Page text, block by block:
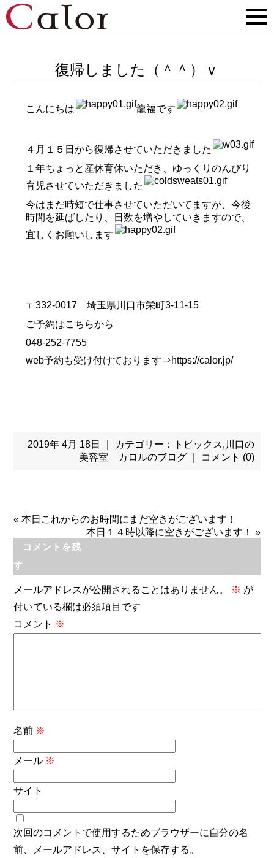
復帰しました（＾＾）ｖ
こんにちは 龍福です
４月１５日から復帰させていただきました
１年ちょっと産休育休いただき、ゆっくりのんびり
育児させていただきました
今はまだ時短で仕事させていただいてますが、今後
時間を延ばしたり、日数を増やしていきますので、
宜しくお願いします
〒332-0017 埼玉県川口市栄町3-11-15
ご予約はこちらから
048-252-7755
web予約も受け付けております⇒https://calor.jp/
2019年 4月 18日 ｜ カテゴリー： トピックス, 川口の
美容室 カロルのブログ｜ コメント (0)
«本日これからのお時間にまだ空きがございます！
本日１４時以降に空きがございます！
»
コメントを残
す
メールアドレスが公開されることはありません。 ※ が
付いている欄は必須項目です
コメント ※
名前 ※
メール ※
サイト
次回のコメントで使用するためブラウザーに自分の名
前、メールアドレス、サイトを保存する。